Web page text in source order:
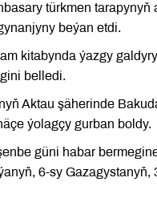
türkmen
beýan etdi.
kitabynda ýazgy
belledi.
Aktau şäherinde
ýolagçy gurban boldy.
güni habar
6-sy Gazagystanyň,